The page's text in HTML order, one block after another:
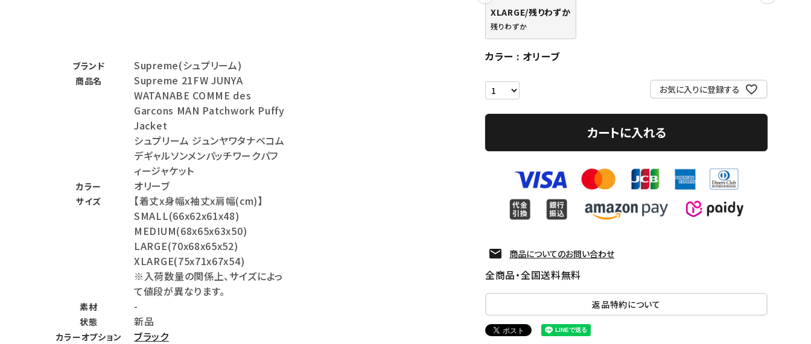
その他バッグ類
会員登録
ブランド Supreme(シュプリーム)
商品名
Supreme 21FW JUNYA
WATANABE COMME des
Garcons MAN Patchwork Puffy
Jacket
シュプリーム ジュンヤワタナベコム
デギャルソンメンパッチワークパフ
ィージャケット
カラー オリーブ
サイズ
【着丈x身幅x袖丈x肩幅(cm)】
SMALL(66x62x61x48)
MEDIUM(68x65x63x50)
LARGE(70x68x65x52)
XLARGE(75x71x67x54)
※入荷数量の関係上、サイズによっ
て値段が異なります。
素材 -
状態 新品
カラーオプション ブラック
XLARGE/残りわずか
残りわずか
カラー オリーブ
お気に入りに登録する
カートに入れる
商品についてのお問い合わせ
全商品・全国送料無料
返品特約について